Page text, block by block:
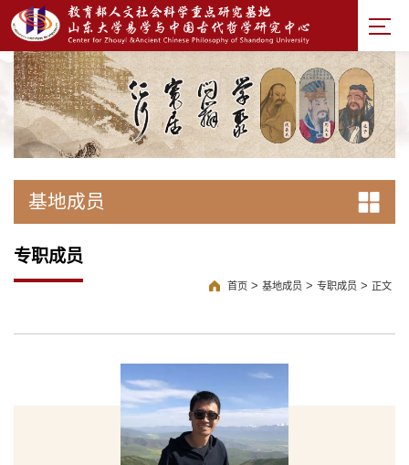
基地成员
专职成员
首页 > 基地成员 > 专职成员 > 正文